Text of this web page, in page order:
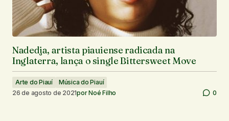
Nadedja, artista piauiense radicada na
Inglaterra, lança o single Bittersweet Move
Arte do Piauí
Música do Piauí
26 de agosto de 2021porNoé Filho 0